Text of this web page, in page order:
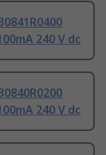
240 V dc
240 V dc